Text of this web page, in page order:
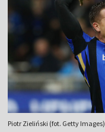
Piotr Zieliński (fot. Getty Images)